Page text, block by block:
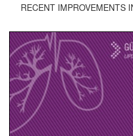
RECENT IMPROVEMENTS